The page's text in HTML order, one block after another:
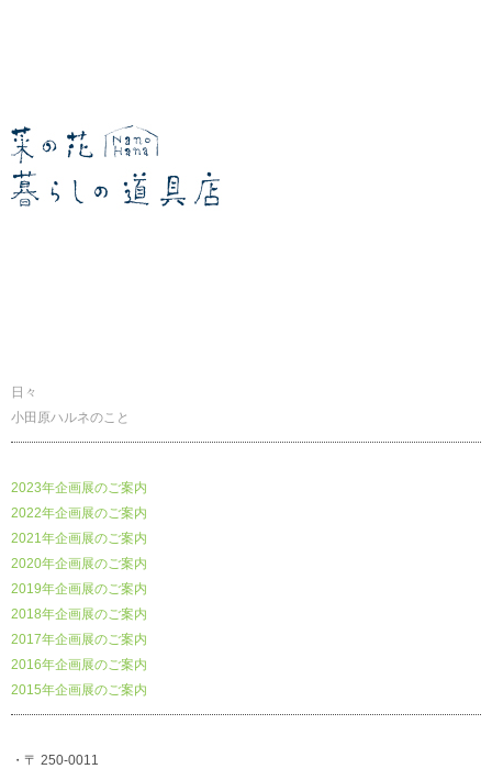
日々
小田原ハルネのこと
2023年企画展のご案内
2022年企画展のご案内
2021年企画展のご案内
2020年企画展のご案内
2019年企画展のご案内
2018年企画展のご案内
2017年企画展のご案内
2016年企画展のご案内
2015年企画展のご案内
・〒 250-0011